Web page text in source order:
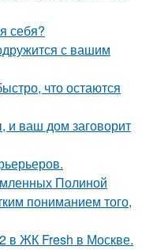
себя?
с вашим
что остаются
и ваш дом заговорит
Полиной
пониманием того,
в ЖК Fresh в Москве.